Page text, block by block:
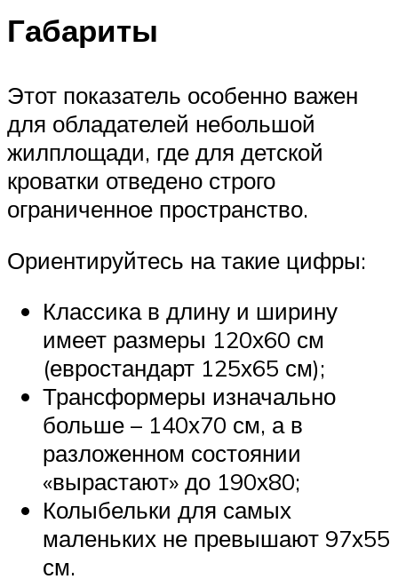
Габариты
Этот показатель особенно важен
для обладателей небольшой
жилплощади, где для детской
кроватки отведено строго
ограниченное пространство.
Ориентируйтесь на такие цифры:
Классика в длину и ширину
имеет размеры 120х60 см
(евростандарт 125х65 см);
Трансформеры изначально
больше – 140х70 см, а в
разложенном состоянии
«вырастают» до 190х80;
Колыбельки для самых
маленьких не превышают 97х55
см.